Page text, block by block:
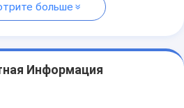
больше
Информация